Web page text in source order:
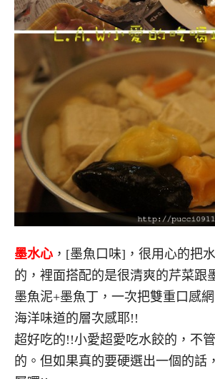
墨水心 ，[墨魚口味]，很用心的把
的，裡面搭配的是很清爽的芹菜跟
墨魚泥+墨魚丁，一次把雙重口感
海洋味道的層次感耶!!
超好吃的!!小愛超愛吃水餃的，不
的。但如果真的要硬選出一個的話